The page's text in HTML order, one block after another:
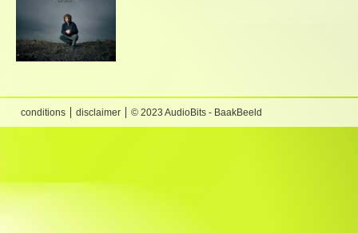
conditions disclaimer © 2023 AudioBits - BaakBeeld